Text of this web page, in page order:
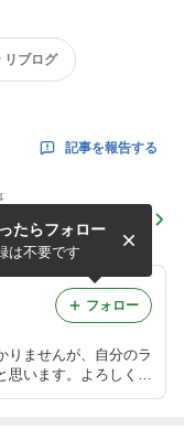
リブログ
記事を報告する
白髪です、はい。
りませんが、自分のラ
思います。よろしくお
たらフォロー
は不要です
フォロー